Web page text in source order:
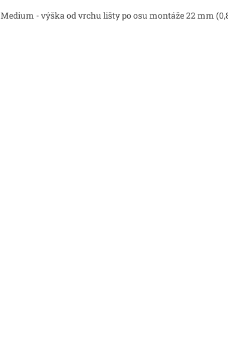
Medium - výška od vrchu lišty po osu montáže 22 mm